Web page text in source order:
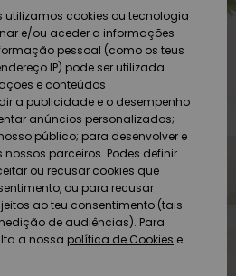
e
água
e
água
Shop
de
utilizamos cookies ou tecnologia
e/ou aceder a informações
pessoal (como os teus
IP) pode ser utilizada
e conteúdos
a publicidade e o desempenho
anúncios personalizados;
público; para desenvolver e
parceiros. Podes definir
ou recusar cookies que
ou para recusar
ao teu consentimento (tais
de audiências). Para
a nossa política de Cookies e